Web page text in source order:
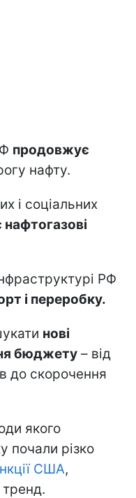
продовжує
нафту.
і соціальних
РФ
і переробку.
нові
бюджету – від
до скорочення
якого
почали різко
США,
тренд.